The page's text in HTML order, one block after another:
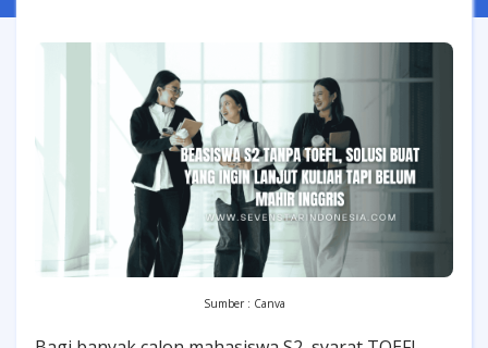
Sumber : Canva